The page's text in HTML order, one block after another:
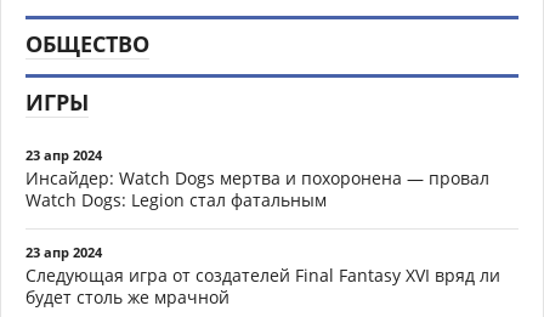
ОБЩЕСТВО
ИГРЫ
23 апр 2024
Инсайдер: Watch Dogs мертва и похоронена — провал
Watch Dogs: Legion стал фатальным
23 апр 2024
Следующая игра от создателей Final Fantasy XVI вряд ли
будет столь же мрачной